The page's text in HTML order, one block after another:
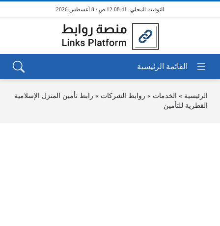
12:08:41 ص / 8 أغسطس 2026
الرئيسية » الخدمات » روابط الشركات » رابط تأمين المنزل الإسلامية
القطرية للتأمين